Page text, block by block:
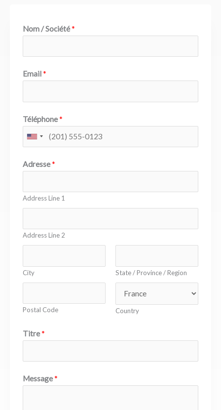
Nom / Société*
Email*
Téléphone*
Adresse*
Address Line 1
Address Line 2
City State / Province / Region
Postal Code Country
Titre*
Message*